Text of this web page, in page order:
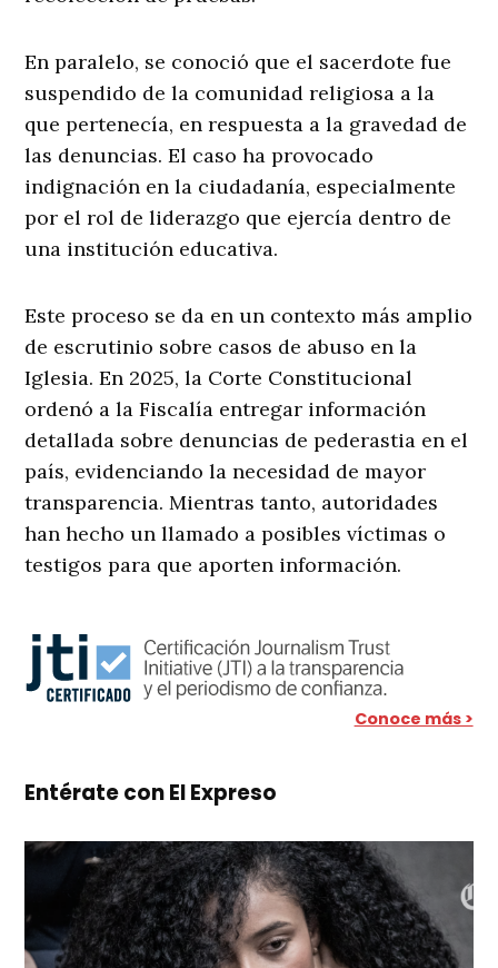
En paralelo, se conoció que el sacerdote fue
suspendido de la comunidad religiosa a la
que pertenecía, en respuesta a la gravedad de
las denuncias. El caso ha provocado
indignación en la ciudadanía, especialmente
por el rol de liderazgo que ejercía dentro de
una institución educativa.
Este proceso se da en un contexto más amplio
de escrutinio sobre casos de abuso en la
Iglesia. En 2025, la Corte Constitucional
ordenó a la Fiscalía entregar información
detallada sobre denuncias de pederastia en el
país, evidenciando la necesidad de mayor
transparencia. Mientras tanto, autoridades
han hecho un llamado a posibles víctimas o
testigos para que aporten información.
Conoce más >
Entérate con El Expreso